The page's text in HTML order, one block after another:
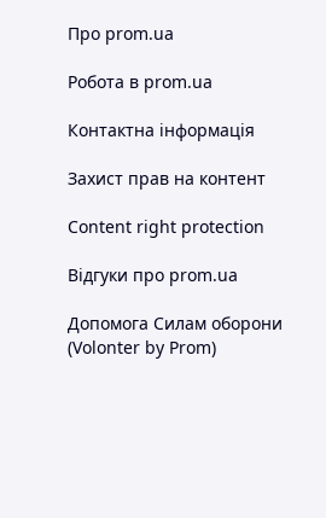
Про prom.ua
Робота в prom.ua
Контактна інформація
Захист прав на контент
Content right protection
Відгуки про prom.ua
Допомога Силам оборони
(Volonter by Prom)